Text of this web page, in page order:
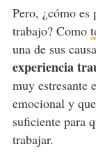
Pero, ¿cómo es
trabajo? Como
una de sus
experiencia
muy estresante
emocional y
suficiente para
trabajar.